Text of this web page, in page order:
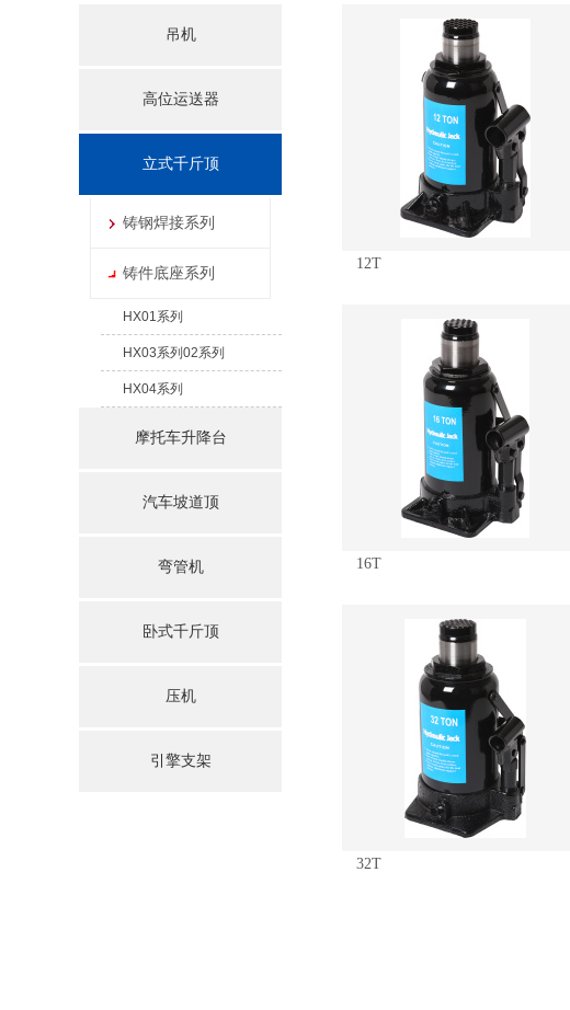
吊机
高位运送器
立式千斤顶
铸钢焊接系列
铸件底座系列
HX01系列
HX03系列02系列
HX04系列
摩托车升降台
汽车坡道顶
弯管机
卧式千斤顶
压机
引擎支架
12T
16T
32T